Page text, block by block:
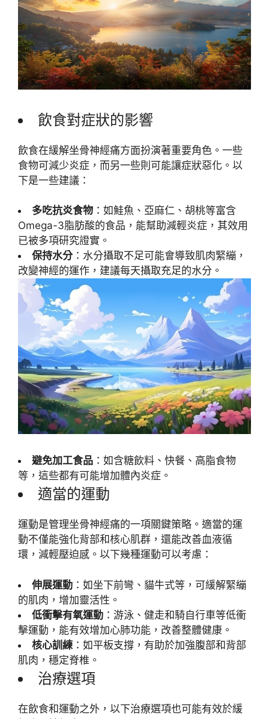
飲食對症狀的影響
飲食在緩解坐骨神經痛方面扮演著重要角色。一些
食物可減少炎症，而另一些則可能讓症狀惡化。以
下是一些建議：
多吃抗炎食物 ：如鮭魚、亞麻仁、胡桃等富含
Omega-3脂肪酸的食品，能幫助減輕炎症，其效用
已被多項研究證實。
保持水分：水分攝取不足可能會導致肌肉緊繃，
改變神經的運作，建議每天攝取充足的水分。
避免加工食品 ：如含糖飲料、快餐、高脂食物
等，這些都有可能增加體內炎症。
適當的運動
運動是管理坐骨神經痛的一項關鍵策略。適當的運
動不僅能強化背部和核心肌群，還能改善血液循
環，減輕壓迫感。以下幾種運動可以考慮：
伸展運動 ：如坐下前彎、貓牛式等，可緩解緊繃
的肌肉，增加靈活性。
低衝擊有氧運動 ：游泳、健走和騎自行車等低衝
擊運動，能有效增加心肺功能，改善整體健康。
核心訓練 ：如平板支撐，有助於加強腹部和背部
肌肉，穩定脊椎。
治療選項
在飲食和運動之外，以下治療選項也可能有效於緩